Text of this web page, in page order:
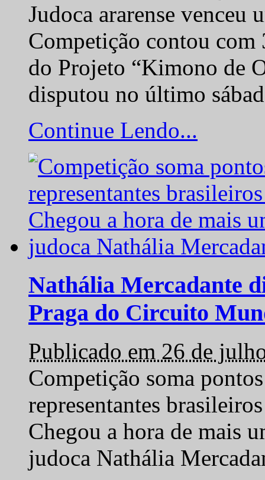
Judoca ararense venceu
Competição contou com
do Projeto “Kimono de
disputou no último
Continue Lendo...
Nathália Mercadante
Praga do Circuito
Publicado em 26 de
Competição soma
representantes
Chegou a hora de mais
judoca Nathália